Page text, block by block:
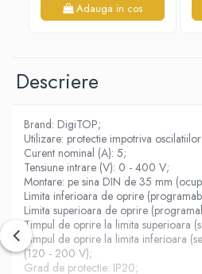
Adauga in cos
Descriere
Brand: DigiTOP;
Utilizare: protectie impotriva
Curent nominal (A): 5;
Tensiune intrare (V): 0 - 400 V;
Montare: pe sina DIN de 35 mm
Limita inferioara de oprire
Limita superioara de oprire
Timpul de oprire la limita superioara
Timpul de oprire la limita inferioara
(120 - 200 V);
Grad de protectie: IP20;